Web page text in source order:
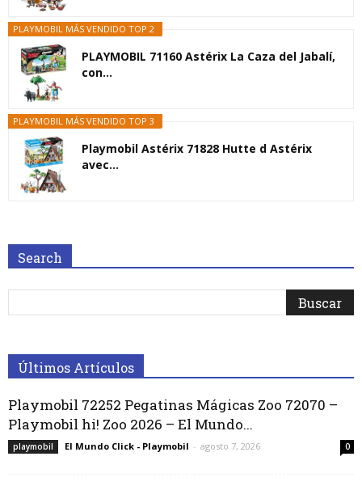
PLAYMOBIL MÁS VENDIDO TOP 2
PLAYMOBIL 71160 Astérix La Caza del Jabalí,
con...
PLAYMOBIL MÁS VENDIDO TOP 3
Playmobil Astérix 71828 Hutte d Astérix
avec...
Search
Últimos Artículos
Playmobil 72252 Pegatinas Mágicas Zoo 72070 –
Playmobil hi! Zoo 2026 – El Mundo...
playmobil El Mundo Click - Playmobil - agosto 7, 2026 0